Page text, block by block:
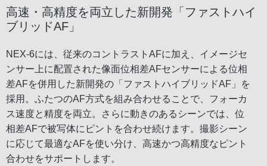
高速・高精度を両立した新開発「ファストハイ
ブリッドAF」
NEX-6には、従来のコントラストAFに加え、イメージセ
ンサー上に配置された像面位相差AFセンサーによる位相
差AFを併用した新開発の「ファストハイブリッドAF」を
採用。ふたつのAF方式を組み合わせることで、フォーカ
ス速度と精度を両立。さらに動きのあるシーンでは、位
相差AFで被写体にピントを合わせ続けます。撮影シーン
に応じて最適なAFを使い分け、高速かつ高精度なピント
合わせをサポートします。